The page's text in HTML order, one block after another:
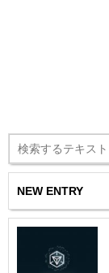
NEW ENTRY